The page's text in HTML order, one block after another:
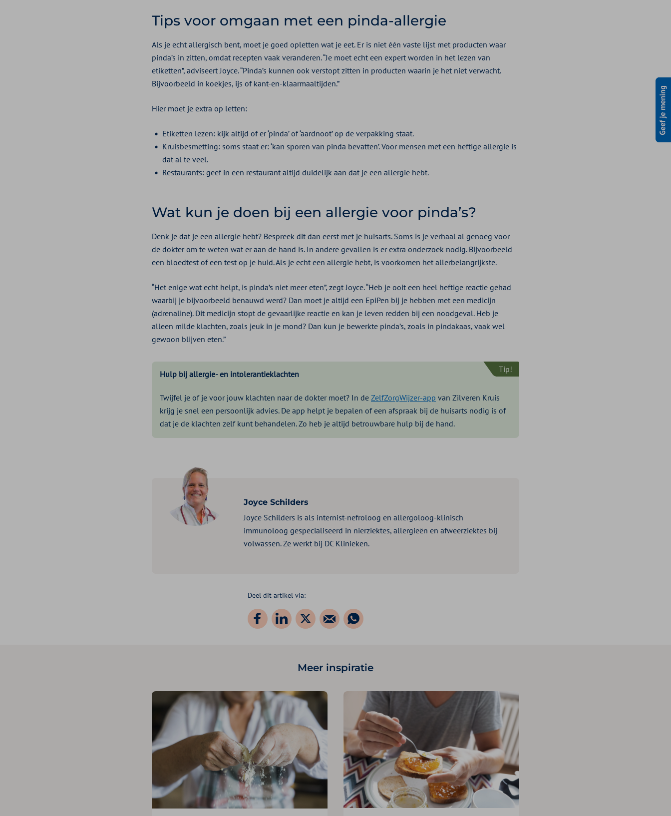
Tips voor omgaan met een pinda-allergie
Als je echt allergisch bent, moet je goed opletten wat je eet. Er is niet één vaste lijst met producten waar
pinda’s in zitten, omdat recepten vaak veranderen. “Je moet echt een expert worden in het lezen van
etiketten”, adviseert Joyce. “Pinda’s kunnen ook verstopt zitten in producten waarin je het niet verwacht.
Bijvoorbeeld in koekjes, ijs of kant-en-klaarmaaltijden.”
Hier moet je extra op letten:
Etiketten lezen: kijk altijd of er ‘pinda’ of ‘aardnoot’ op de verpakking staat.
Kruisbesmetting: soms staat er: ‘kan sporen van pinda bevatten’. Voor mensen met een heftige allergie is
dat al te veel.
Restaurants: geef in een restaurant altijd duidelijk aan dat je een allergie hebt.
Wat kun je doen bij een allergie voor pinda’s?
Denk je dat je een allergie hebt? Bespreek dit dan eerst met je huisarts. Soms is je verhaal al genoeg voor
de dokter om te weten wat er aan de hand is. In andere gevallen is er extra onderzoek nodig. Bijvoorbeeld
een bloedtest of een test op je huid. Als je echt een allergie hebt, is voorkomen het allerbelangrijkste.
“Het enige wat echt helpt, is pinda’s niet meer eten”, zegt Joyce. “Heb je ooit een heel heftige reactie gehad
waarbij je bijvoorbeeld benauwd werd? Dan moet je altijd een EpiPen bij je hebben met een medicijn
(adrenaline). Dit medicijn stopt de gevaarlijke reactie en kan je leven redden bij een noodgeval. Heb je
alleen milde klachten, zoals jeuk in je mond? Dan kun je bewerkte pinda’s, zoals in pindakaas, vaak wel
gewoon blijven eten.”
Hulp bij allergie- en intolerantieklachten Tip!
Twijfel je of je voor jouw klachten naar de dokter moet? In de ZelfZorgWijzer-app van Zilveren Kruis
krijg je snel een persoonlijk advies. De app helpt je bepalen of een afspraak bij de huisarts nodig is of
dat je de klachten zelf kunt behandelen. Zo heb je altijd betrouwbare hulp bij de hand.
Joyce Schilders
Joyce Schilders is als internist-nefroloog en allergoloog-klinisch
immunoloog gespecialiseerd in nierziektes, allergieën en afweerziektes bij
volwassen. Ze werkt bij DC Klinieken.
Deel dit artikel via:
Meer inspiratie